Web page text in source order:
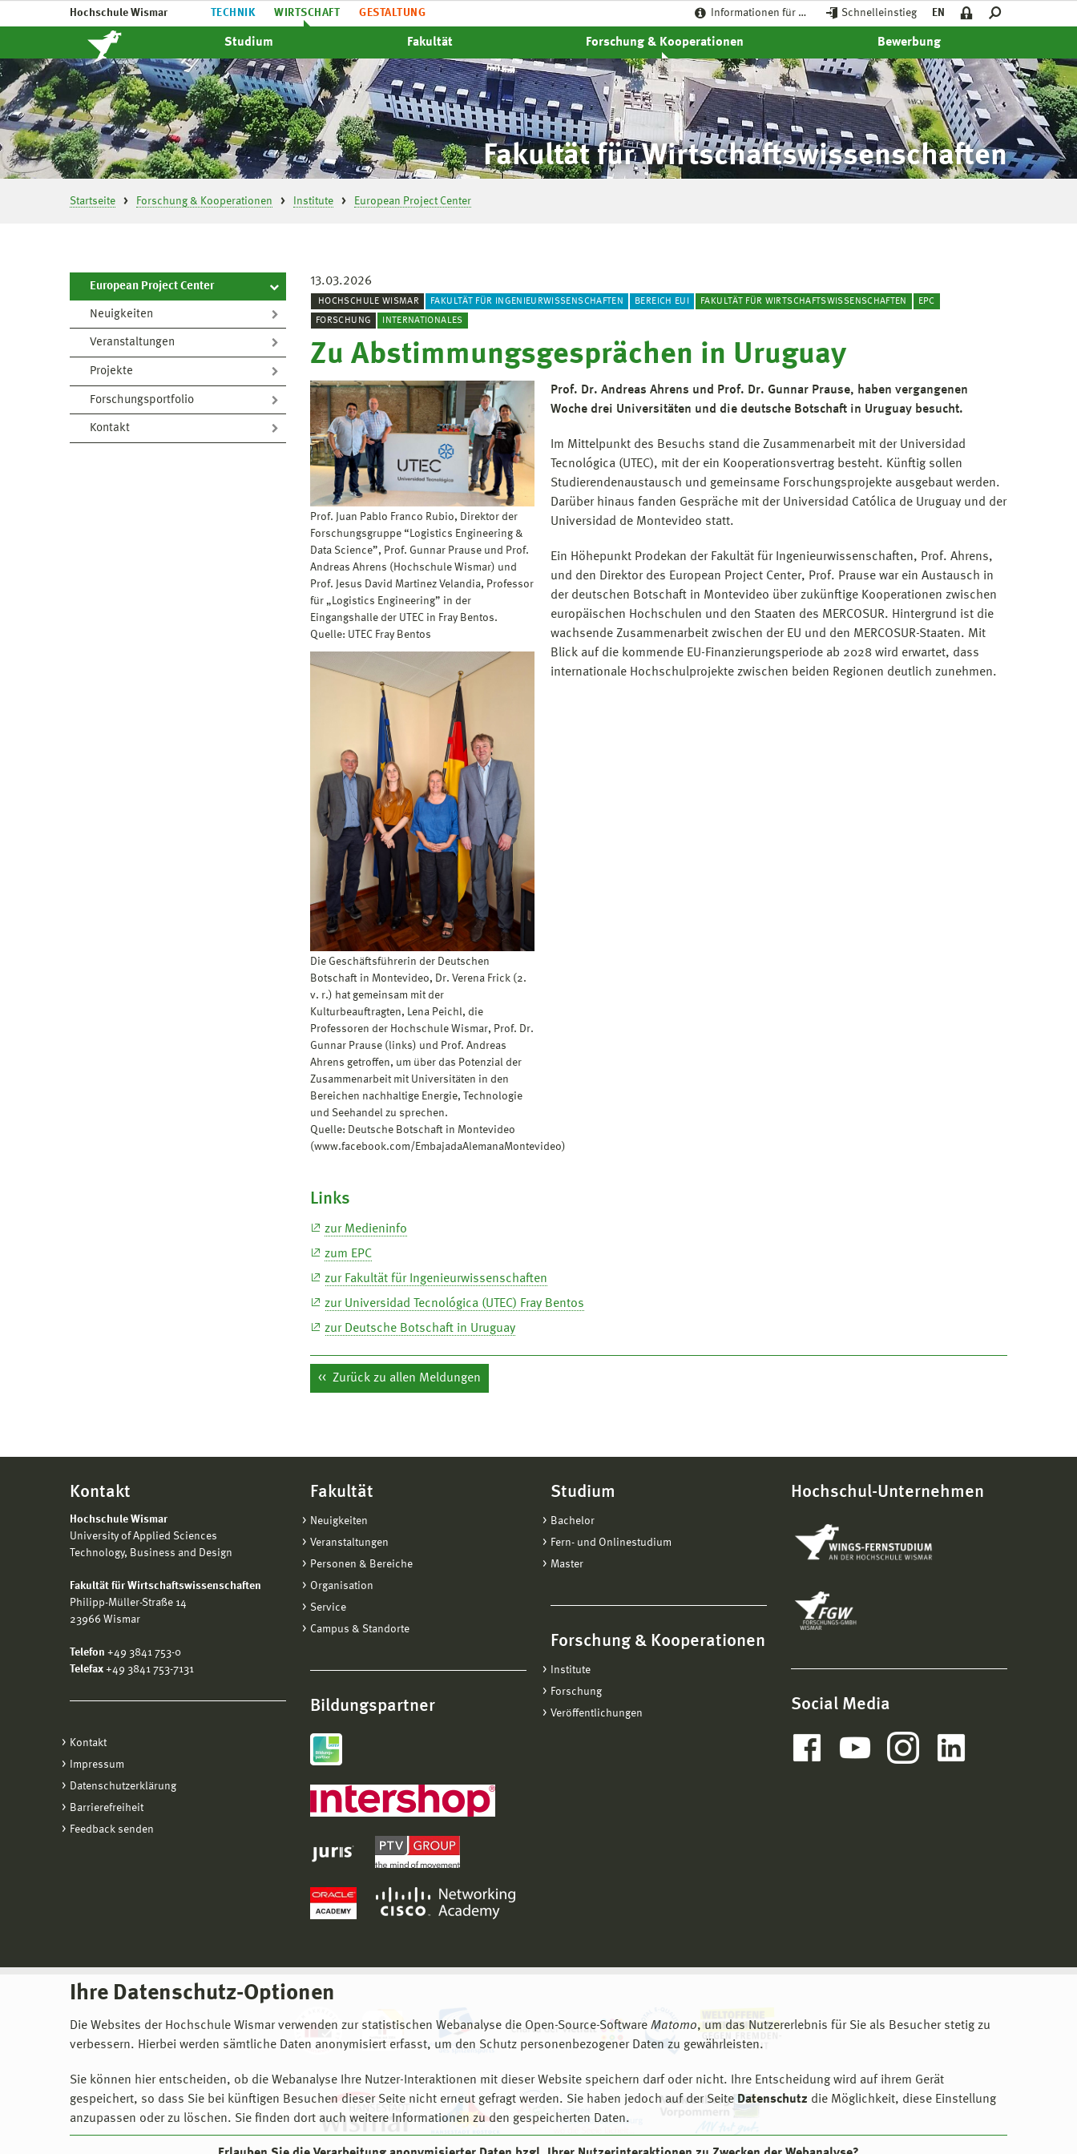
Hochschule Wismar TECHNIK WIRTSCHAFT GESTALTUNG Informationen für … Schnelleinstieg EN
Studium Fakultät Forschung & Kooperationen Bewerbung
Fakultät für Wirtschaftswissenschaften
Startseite Forschung & Kooperationen Institute European Project Center
European Project Center
Neuigkeiten
Veranstaltungen
Projekte
Forschungsportfolio
Kontakt
Ihre Datenschutz-Optionen
Die Websites der Hochschule Wismar verwenden zur statistischen Webanalyse die Open-Source-Software Matomo, um das Nutzererlebnis für Sie als Besucher stetig zu
verbessern. Hierbei werden sämtliche Daten anonymisiert erfasst, um den Schutz personenbezogener Daten zu gewährleisten.
Sie können hier entscheiden, ob die Webanalyse Ihre Nutzer-Interaktionen mit dieser Website speichern darf oder nicht. Ihre Entscheidung wird auf ihrem Gerät
gespeichert, so dass Sie bei künftigen Besuchen dieser Seite nicht erneut gefragt werden. Sie haben jedoch auf der Seite Datenschutz die Möglichkeit, diese Einstellung
anzupassen oder zu löschen. Sie finden dort auch weitere Informationen zu den gespeicherten Daten.
13.03.2026
HOCHSCHULE WISMAR FAKULTÄT FÜR INGENIEURWISSENSCHAFTEN BEREICH EUI FAKULTÄT FÜR WIRTSCHAFTSWISSENSCHAFTEN
EPC
FORSCHUNG
INTERNATIONALES
Zu Abstimmungsgesprächen in Uruguay
Prof. Juan Pablo Franco Rubio, Direktor der
Forschungsgruppe “Logistics Engineering &
Data Science”, Prof. Gunnar Prause und Prof.
Andreas Ahrens (Hochschule Wismar) und
Prof. Jesus David Martinez Velandia, Professor
für „Logistics Engineering” in der
Eingangshalle der UTEC in Fray Bentos.
Quelle: UTEC Fray Bentos
Die Geschäftsführerin der Deutschen
Botschaft in Montevideo, Dr. Verena Frick (2.
v. r.) hat gemeinsam mit der
Kulturbeauftragten, Lena Peichl, die
Professoren der Hochschule Wismar, Prof. Dr.
Gunnar Prause (links) und Prof. Andreas
Ahrens getroffen, um über das Potenzial der
Zusammenarbeit mit Universitäten in den
Bereichen nachhaltige Energie, Technologie
und Seehandel zu sprechen.
Quelle: Deutsche Botschaft in Montevideo
(www.facebook.com/EmbajadaAlemanaMontevideo)
Prof. Dr. Andreas Ahrens und Prof. Dr. Gunnar Prause, haben vergangenen
Woche drei Universitäten und die deutsche Botschaft in Uruguay besucht.
Im Mittelpunkt des Besuchs stand die Zusammenarbeit mit der Universidad
Tecnológica (UTEC), mit der ein Kooperationsvertrag besteht. Künftig sollen
Studierendenaustausch und gemeinsame Forschungsprojekte ausgebaut werden.
Darüber hinaus fanden Gespräche mit der Universidad Católica de Uruguay und der
Universidad de Montevideo statt.
Ein Höhepunkt Prodekan der Fakultät für Ingenieurwissenschaften, Prof. Ahrens,
und den Direktor des European Project Center, Prof. Prause war ein Austausch in
der deutschen Botschaft in Montevideo über zukünftige Kooperationen zwischen
europäischen Hochschulen und den Staaten des MERCOSUR. Hintergrund ist die
wachsende Zusammenarbeit zwischen der EU und den MERCOSUR-Staaten. Mit
Blick auf die kommende EU-Finanzierungsperiode ab 2028 wird erwartet, dass
internationale Hochschulprojekte zwischen beiden Regionen deutlich zunehmen.
Links
zur Medieninfo
zum EPC
zur Fakultät für Ingenieurwissenschaften
zur Universidad Tecnológica (UTEC) Fray Bentos
zur Deutsche Botschaft in Uruguay
Zurück zu allen Meldungen
Kontakt
Hochschule Wismar
University of Applied Sciences
Technology, Business and Design
Fakultät für Wirtschaftswissenschaften
Philipp-Müller-Straße 14
23966 Wismar
Telefon +49 3841 753-0
Telefax +49 3841 753-7131
Kontakt
Impressum
Datenschutzerklärung
Barrierefreiheit
Feedback senden
Fakultät
Neuigkeiten
Veranstaltungen
Personen & Bereiche
Organisation
Service
Campus & Standorte
Bildungspartner
Studium
Bachelor
Fern- und Onlinestudium
Master
Forschung & Kooperationen
Institute
Forschung
Veröffentlichungen
Hochschul-Unternehmen
Social Media